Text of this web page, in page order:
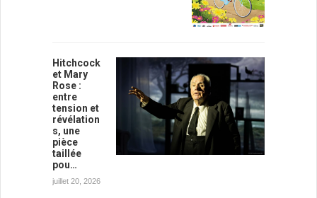
Hitchcock
et Mary
Rose :
entre
tension et
révélation
s, une
pièce
taillée
pou…
juillet 20, 2026